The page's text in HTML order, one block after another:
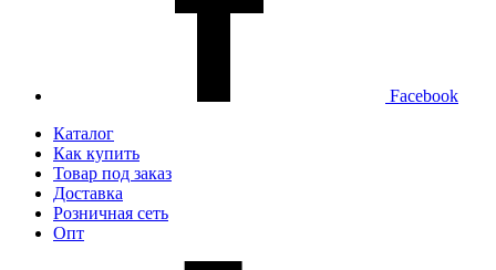
Facebook
Каталог
Как купить
Товар под заказ
Доставка
Розничная сеть
Опт